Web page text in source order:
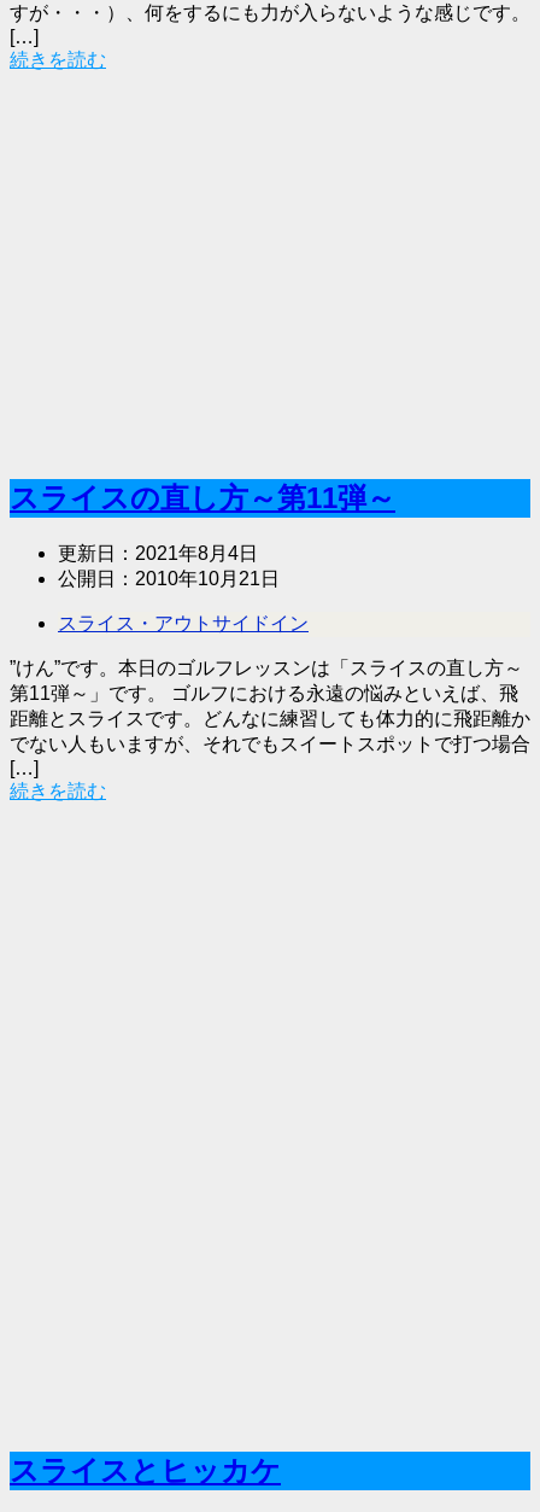
すが・・・）、何をするにも力が入らないような感じです。
[…]
続きを読む
スライスの直し方～第11弾～
更新日： 2021年8月4日
公開日： 2010年10月21日
スライス・アウトサイドイン
”けん”です。本日のゴルフレッスンは「スライスの直し方～
第11弾～」です。 ゴルフにおける永遠の悩みといえば、飛
距離とスライスです。どんなに練習しても体力的に飛距離か
でない人もいますが、それでもスイートスポットで打つ場合
[…]
続きを読む
スライスとヒッカケ